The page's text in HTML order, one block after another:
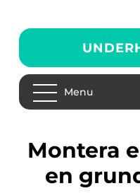
Menu
Montera eldosa i vägg –
en